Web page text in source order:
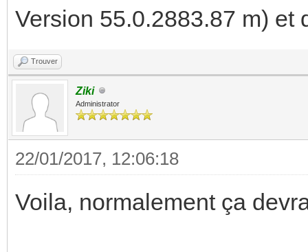
Version 55.0.2883.87 m) et
Trouver
Ziki
Administrator
22/01/2017, 12:06:18
Voila, normalement ça